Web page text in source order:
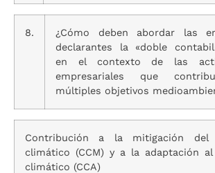
8.
¿Cómo deben abordar las
declarantes la «doble
en el contexto de las
empresariales que
múltiples objetivos
Contribución a la mitigación del
climático (CCM) y a la adaptación al
climático (CCA)